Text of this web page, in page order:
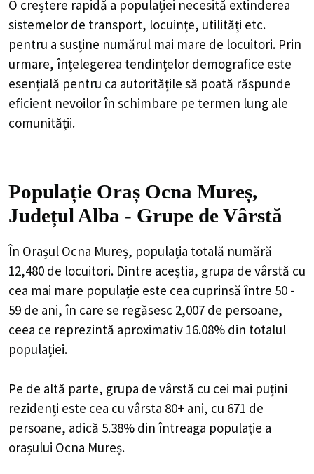
O creștere rapidă a populației necesită extinderea
sistemelor de transport, locuințe, utilități etc.
pentru a susține numărul mai mare de locuitori. Prin
urmare, înțelegerea tendințelor demografice este
esențială pentru ca autoritățile să poată răspunde
eficient nevoilor în schimbare pe termen lung ale
comunității.
Populație Oraș Ocna Mureș,
Județul Alba - Grupe de Vârstă
În Orașul Ocna Mureș, populația totală numără
12,480 de locuitori. Dintre aceștia, grupa de vârstă cu
cea mai mare populație este cea cuprinsă între 50 -
59 de ani, în care se regăsesc 2,007 de persoane,
ceea ce reprezintă aproximativ 16.08% din totalul
populației.
Pe de altă parte, grupa de vârstă cu cei mai puțini
rezidenți este cea cu vârsta 80+ ani, cu 671 de
persoane, adică 5.38% din întreaga populație a
orașului Ocna Mureș.